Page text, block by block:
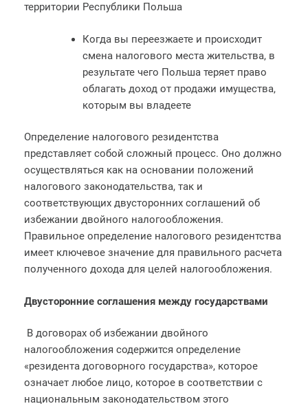
территории Республики Польша
Когда вы переезжаете и происходит
смена налогового места жительства, в
результате чего Польша теряет право
облагать доход от продажи имущества,
которым вы владеете
Определение налогового резидентства
представляет собой сложный процесс. Оно должно
осуществляться как на основании положений
налогового законодательства, так и
соответствующих двусторонних соглашений об
избежании двойного налогообложения.
Правильное определение налогового резидентства
имеет ключевое значение для правильного расчета
полученного дохода для целей налогообложения.
Двусторонние соглашения между государствами
В договорах об избежании двойного
налогообложения содержится определение
«резидента договорного государства», которое
означает любое лицо, которое в соответствии с
национальным законодательством этого